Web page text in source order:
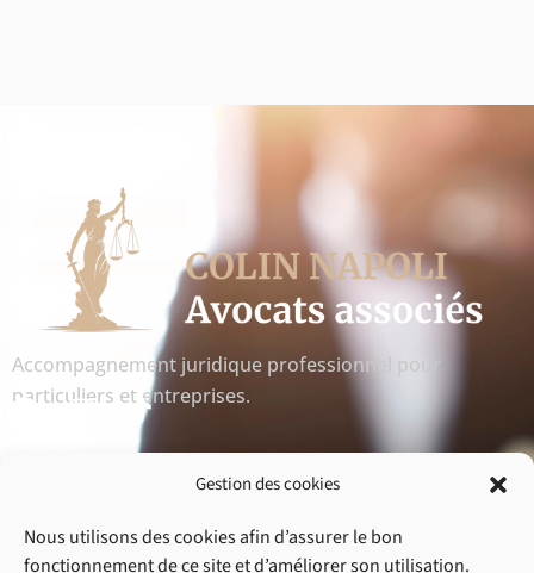
Gestion des cookies
Nous utilisons des cookies afin d’assurer le bon
fonctionnement de ce site et d’améliorer son utilisation.
Accompagnement juridique professionnel pour
particuliers et entreprises.
F
b
o
I
a
g
• A propos
• Blog
• Articles de presse